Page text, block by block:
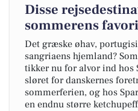
Disse
sommerens
Det græske øhav,
sangriaens hjemland?
tikker nu for alvor ind hos
sløret for danskernes
sommerferien, og hos
en endnu større